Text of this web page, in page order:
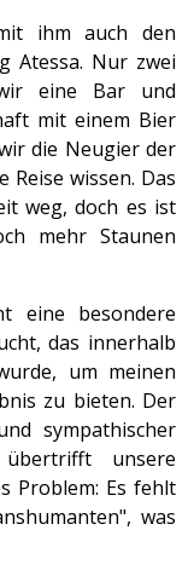
ihm auch den
Atessa. Nur zwei
eine Bar und
mit einem Bier
die Neugier der
Reise wissen. Das
weg, doch es ist
mehr Staunen
eine besondere
das innerhalb
um meinen
zu bieten. Der
sympathischer
unsere
Problem: Es fehlt
was